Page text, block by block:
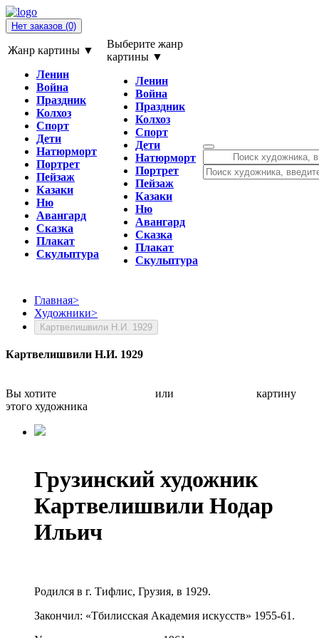
Нет заказов (0)
Жанр картины ▼
Ленин
Война
Праздник
Колхоз
Спорт
Дети
Натюрморт
Портрет
Пейзаж
Казаки
Ню
Авангард
Сказка
Плакат
Скульптура
Выберите жанр
картины ▼
Ленин
Война
Праздник
Колхоз
Спорт
Дети
Натюрморт
Портрет
Пейзаж
Казаки
Ню
Авангард
Сказка
Плакат
Скульптура
Главная>
Художники>
Картвелишвили Н.И. 1929
Картвелишвили Н.И. 1929
Вы хотите или
картину
этого художника
Грузинский художник
Картвелишвили Нодар
Ильич
Родился в г. Тифлис, Грузия, в 1929.
Закончил: «Тбилисская Академия искусств» 1955-61.